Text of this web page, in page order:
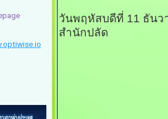
วันพฤหัสบดีที่ 11 ธันว
สำนักปลัด